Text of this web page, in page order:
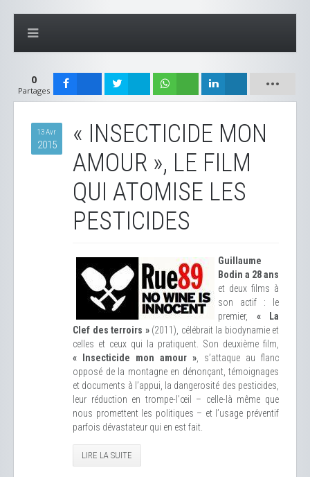
0
Partages
13 Avr
2015
« INSECTICIDE MON
AMOUR », LE FILM
QUI ATOMISE LES
PESTICIDES
Guillaume
Bodin a 28 ans
et deux films à
son actif : le
premier, « La
Clef des terroirs »(2011), célébrait la biodynamie et
celles et ceux qui la pratiquent. Son deuxième film,
« Insecticide mon amour » , s’attaque au flanc
opposé de la montagne en dénonçant, témoignages
et documents à l’appui, la dangerosité des pesticides,
leur réduction en trompe-l’œil – celle-là même que
nous promettent les politiques – et l’usage préventif
parfois dévastateur qui en est fait.
LIRE LA SUITE